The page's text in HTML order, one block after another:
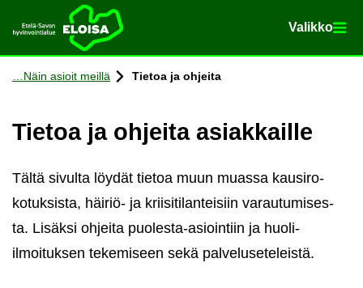
Etusi­vu Va­lik­ko
Va­lik­ko
Siir­ry si­säl­töön
Näin asioit meil­lä Tie­toa ja oh­jei­ta
Tie­toa ja oh­jei­ta asiak­kail­le
Tältä si­vul­ta löy­dät tie­toa muun muas­sa kausi­ro­
ko­tuk­sis­ta, häiriö-​ ja krii­si­ti­lan­tei­siin va­rau­tu­mi­ses­
ta. Li­säk­si oh­jei­ta puolesta-​asiointiin ja huoli-​
ilmoituksen te­ke­mi­seen sekä pal­ve­luse­te­leis­tä.